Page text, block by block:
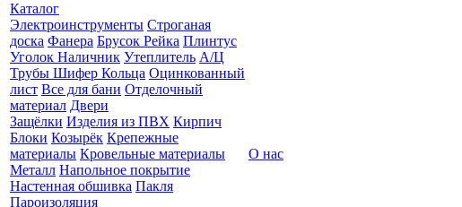
Каталог
Электроинструменты Строганая
доска Фанера Брусок Рейка Плинтус
Уголок Наличник Утеплитель А/Ц
Трубы Шифер Кольца Оцинкованный
лист Все для бани Отделочный
материал Двери
Защёлки Изделия из ПВХ Кирпич
Блоки Козырёк Крепежные
материалы Кровельные материалы
Металл Напольное покрытие
Настенная обшивка Пакля
Пароизоляция
О нас